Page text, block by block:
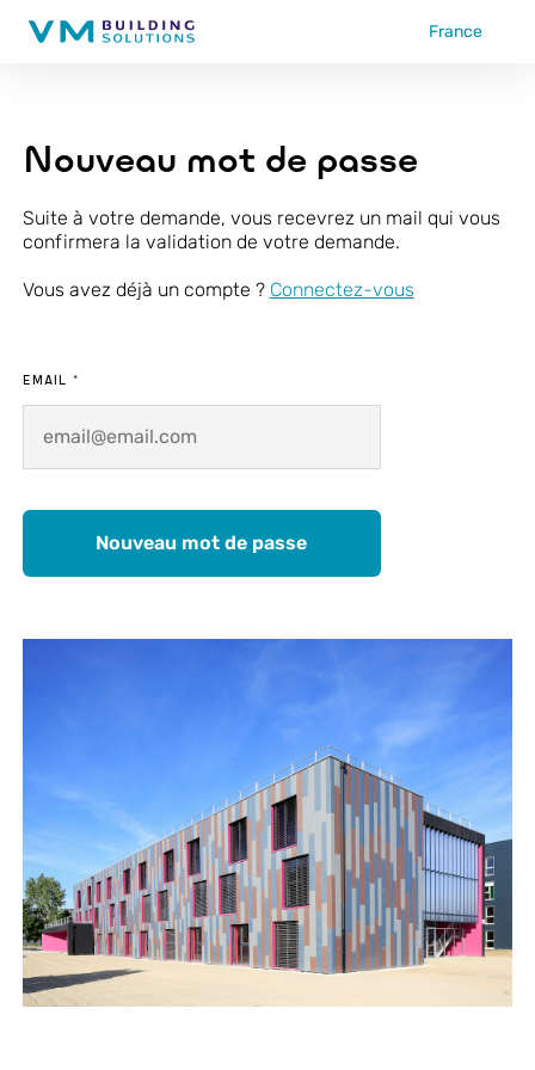
France
Nouveau mot de passe
Suite à votre demande, vous recevrez un mail qui vous
confirmera la validation de votre demande.
Vous avez déjà un compte ? Connectez-vous
EMAIL